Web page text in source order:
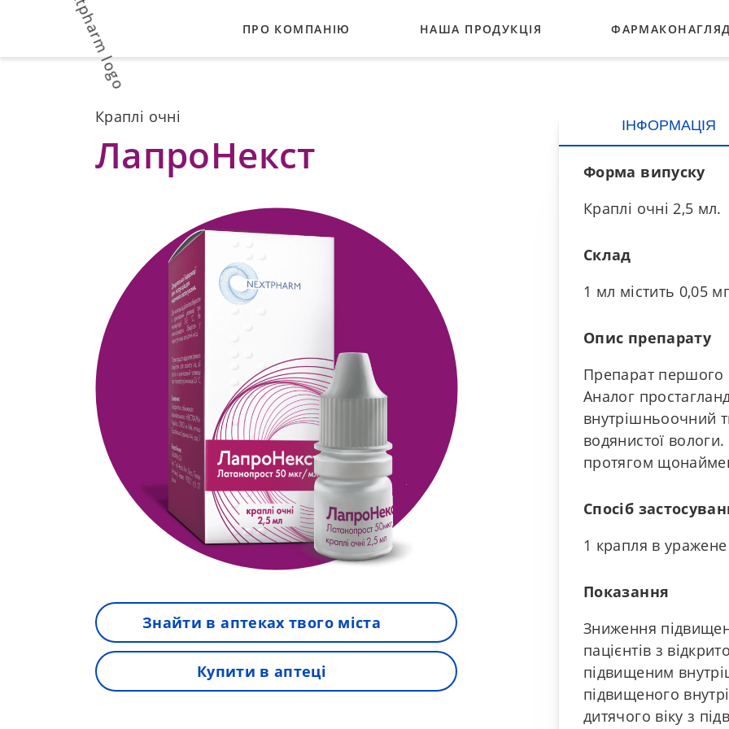
ПРО КОМПАНІЮ НАША ПРОДУКЦІЯ
Краплі очні
ЛапроНекст
Знайти в аптеках твого міста
Купити в аптеці
ІНФОРМАЦІЯ
Форма випуску
Краплі очні 2,5 мл.
Склад
1 мл містить 0,05
Опис препарату
Препарат першого
Аналог
внутрішньоочний
водянистої
протягом
Спосіб
1 крапля в
Показання
Зниження
пацієнтів з
підвищеним
підвищеного
дитячого віку з